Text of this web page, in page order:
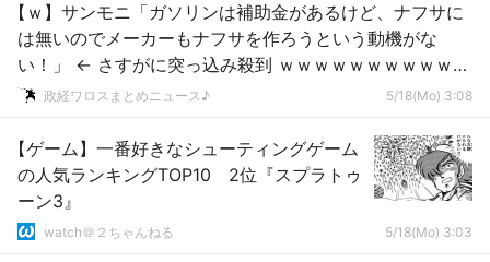
【ｗ】サンモニ「ガソリンは補助金があるけど、ナフサに
は無いのでメーカーもナフサを作ろうという動機がな
い！」 ← さすがに突っ込み殺到 ｗｗｗｗｗｗｗｗｗｗｗ
ｗ 政経ワロスまとめニュース♪ 5/18(Mo) 3:08
【ゲーム】一番好きなシューティングゲーム
の人気ランキングTOP10 2位『スプラトゥ
ーン3』
watch＠２ちゃんねる 5/18(Mo) 3:03